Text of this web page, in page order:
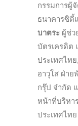
กรรมการผู้
ธนาคารซิตี้
บาตระ ผู้ช่ว
บัตรเครดิต
ประเทศไทย,
อาวุโส ฝ่าย
กรุ๊ป จำกัด
หน้าที่บริหา
ประเทศไท